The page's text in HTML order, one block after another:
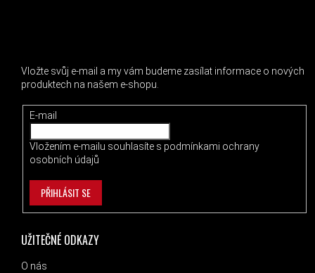
UŽITEČNÉ ODKAZY
O nás
Vložte svůj e-mail a my vám budeme zasílat informace o nových
produktech na našem e-shopu.
E-mail
Vložením e-mailu souhlasíte s podmínkami ochrany
osobních údajů
PŘIHLÁSIT SE